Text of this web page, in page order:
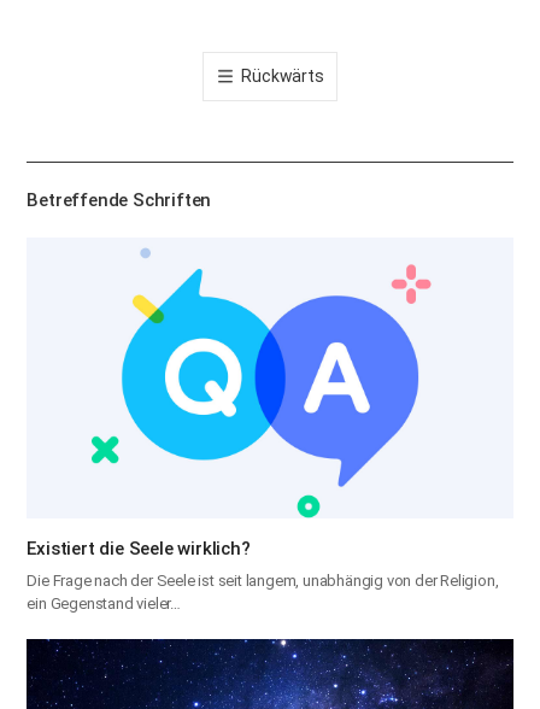
톡
공
기
Rückwärts
Betreffende Schriften
Existiert die Seele wirklich?
Die Frage nach der Seele ist seit langem, unabhängig von der Religion,
ein Gegenstand vieler…